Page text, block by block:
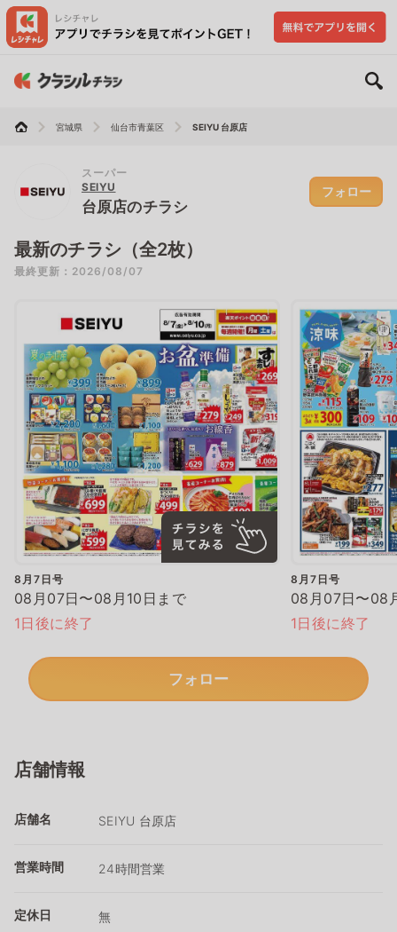
宮城県 仙台市青葉区 SEIYU 台原店
スーパー
SEIYU
台原店のチラシ
フォロー
最新のチラシ（全2枚）
最終更新：2026/08/07
8月7日号
08月07日〜08月10日まで
1日後に終了
8月7日号
08月07日〜08
1日後に終了
フォロー
店舗情報
店舗名 SEIYU 台原店
営業時間 24時間営業
定休日 無